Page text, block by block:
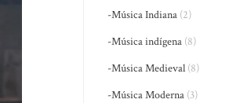
-Música Indiana (2)
-Música indígena (8)
-Música Medieval (8)
-Música Moderna (3)